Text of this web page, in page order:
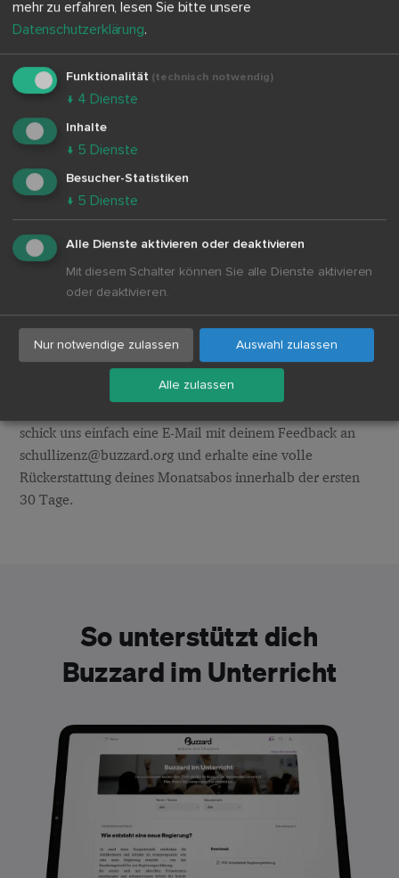
3.
Unterrichten & diskutieren
Nutze die Debatten und Texte für Diskussion, Urteil,
Schreibauftrag oder Reflexion – ohne lange Recherche
Mit Monatsabo starten*
*Mit dem Buzzard-Monatsabo hast du kein Risiko. Wir
30 Tage Geld-zurück-Garantie
schick uns einfach eine E-Mail mit deinem Feedback an
schullizenz@buzzard.org und erhalte eine volle
Rückerstattung deines Monatsabos innerhalb der ersten
30 Tage.
So unterstützt dich
Buzzard im Unterricht
mehr zu erfahren, lesen Sie bitte unsere
Datenschutzerklärung.
Funktionalität (technisch notwendig)
↓ 4 Dienste
Inhalte
↓ 5 Dienste
Besucher-Statistiken
↓ 5 Dienste
Alle Dienste aktivieren oder deaktivieren
Mit diesem Schalter können Sie alle Dienste aktivieren
oder deaktivieren.
Nur notwendige zulassen Auswahl zulassen
Alle zulassen